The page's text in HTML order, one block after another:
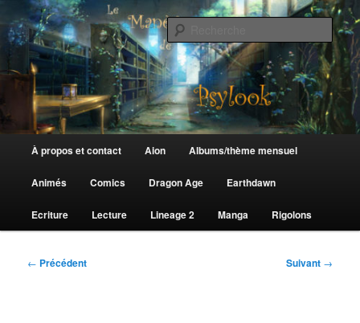
au
contenu
principalLe Manège de Psylook
principal
À propos et contact Aion Albums/thème mensuel
Animés Comics Dragon Age Earthdawn
Ecriture Lecture Lineage 2 Manga Rigolons
Navigation
← Précédent Suivant →